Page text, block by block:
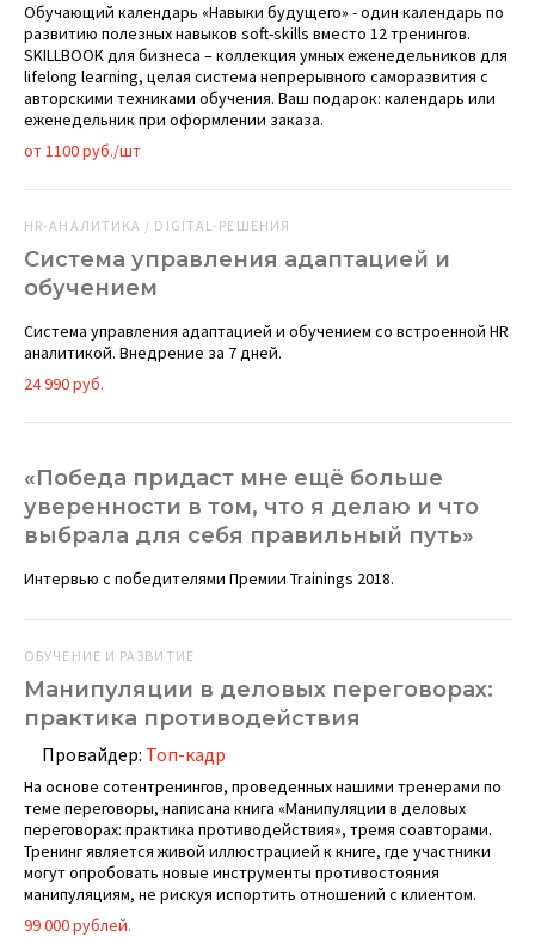
Обучающий календарь «Навыки будущего» - один календарь по
развитию полезных навыков soft-skills вместо 12 тренингов.
SKILLBOOK для бизнеса – коллекция умных еженедельников для
lifelong learning, целая система непрерывного саморазвития с
авторскими техниками обучения. Ваш подарок: календарь или
еженедельник при оформлении заказа.
от 1100 руб./шт
HR-АНАЛИТИКА / DIGITAL-РЕШЕНИЯ
Система управления адаптацией и
обучением
Система управления адаптацией и обучением со встроенной HR
аналитикой. Внедрение за 7 дней.
24 990 руб.
«Победа придаст мне ещё больше
уверенности в том, что я делаю и что
выбрала для себя правильный путь»
Интервью с победителями Премии Trainings 2018.
ОБУЧЕНИЕ И РАЗВИТИЕ
Манипуляции в деловых переговорах:
практика противодействия
Провайдер: Топ-кадр
На основе сотентренингов, проведенных нашими тренерами по
теме переговоры, написана книга «Манипуляции в деловых
переговорах: практика противодействия», тремя соавторами.
Тренинг является живой иллюстрацией к книге, где участники
могут опробовать новые инструменты противостояния
манипуляциям, не рискуя испортить отношений с клиентом.
99 000 рублей.